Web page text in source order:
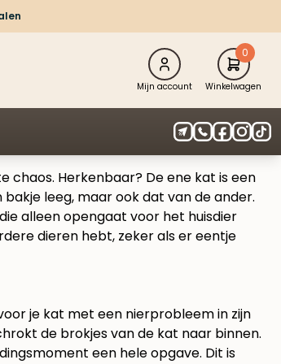
Mijn account
0
Winkelwagen
chaos. Herkenbaar? De ene kat is een
leeg, maar ook dat van de ander.
alleen opengaat voor het huisdier
dieren hebt, zeker als er eentje
je kat met een nierprobleem in zijn
de brokjes van de kat naar binnen.
een hele opgave. Dit is